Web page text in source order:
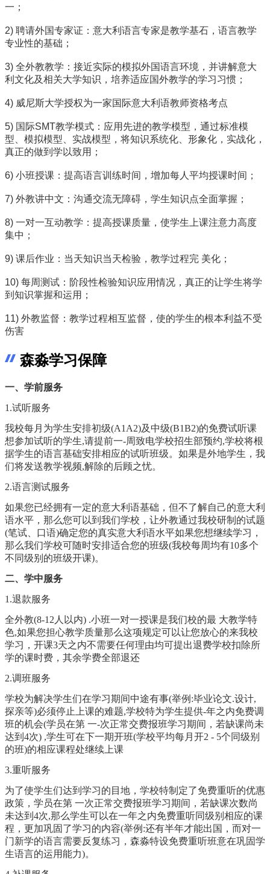
一；
2) 聘请外国专家证：意大利语言专家是教学基石，语言教学
专业性的基础；
3) 全外教教学：接近实际的模拟外国语言环境，并讲解意大
利文化及相关大学知识，培养适应国外教学的学习习惯；
4) 威尼斯大学授权为一家国际意大利语教师资格考点
5) 国际SMT教学模式：应用先进的教学模型，通过标准模
型、模拟模型、实战模型，将知识系统化、形象化，实战化，
真正的做到学以致用；
6) 小班授课：提高语言训练时间，增加每人平均授课时间；
7) 外教讲中文：沟通交流无障碍，学生知识点全面掌握；
8) 一对一互动教学：提高授课质量，使学生上课注意力高度
集中；
9) 课后作业：当天知识当天检验，教学过程完 美化；
10) 每周测试：阶段性检验知识应用情况，真正的让学生将学
到知识掌握和运用；
11) 外教监督：教学过程相互监督，使的学生的根本利益不受
伤害
森淼学习保障
一、学前服务
1.试听服务
我校每月为学生安排初级(A1A2)及中级(B1B2)的免费试听课
想参加试听的学生,请提前一-周致电学校招生部预约,学校将根
据学生的语言基础安排相应的试听班级。如果是外地学生，我
们将发送教学视频,解除的后顾之忧。
2.语言测试服务
如果您已经拥有一定的意大利语基础，但不了解自己的意大利
语水平，那么您可以到我们学校，让外教通过我校研制的试题
(笔试、口语)确定您的真实意大利语水平如果您想继续学习，
那么我们学校可随时安排适合您的班级(我校每周均有10多个
不同级别的班级开课)。
二、学中服务
1.退款服务
全外教(8-12人以内) .小班一对一授课是我们校的最 大教学特
色,如果您担心教学质量那么这项规定可以让您放心的来我校
学习，开课3天之内不需要任何理由均可提出退费学校扣除所
学的课时费，其余学费全部退还
2.调班服务
学校为解决学生们在学习期间中途有事(举例:毕业论文.设计,
探亲等)必须停止上课的难题,学校特为学生提供-年之内免费调
班的机会(学员在第 一-次正常交费报班学习期间，若缺课尚未
达到4次) ,学生可在下一期开班(学校平均每月开2 - 5个同级别
的班)的相应课程处继续上课
3.重听服务
为了使学生们达到学习的目地，学校特制定了免费重听的优惠
政策，学员在第 一次正常交费报班学习期间，若缺课次数尚
未达到4次,那么学生可以在一年之内免费重听同级别相应的课
程，更加巩固了学习的内容(举例:还有半年才能出国，而对一
门新学的语言需要反复练习，森淼特设免费重听班意在巩固学
生语言的运用能力)。